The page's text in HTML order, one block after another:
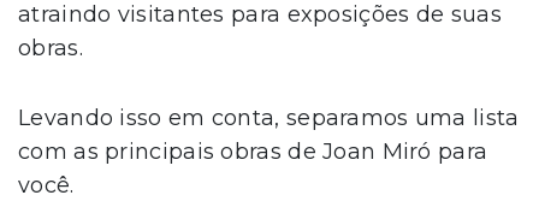
atraindo visitantes para exposições de suas
obras.
Levando isso em conta, separamos uma lista
com as principais obras de Joan Miró para
você.